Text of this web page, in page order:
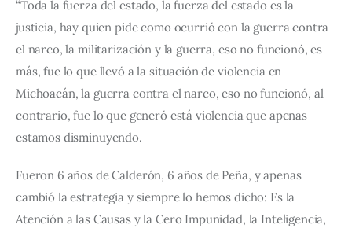
“Toda la fuerza del estado, la fuerza del estado es la
justicia, hay quien pide como ocurrió con la guerra contra
el narco, la militarización y la guerra, eso no funcionó, es
más, fue lo que llevó a la situación de violencia en
Michoacán, la guerra contra el narco, eso no funcionó, al
contrario, fue lo que generó está violencia que apenas
estamos disminuyendo.
Fueron 6 años de Calderón, 6 años de Peña, y apenas
cambió la estrategia y siempre lo hemos dicho: Es la
Atención a las Causas y la Cero Impunidad, la Inteligencia,